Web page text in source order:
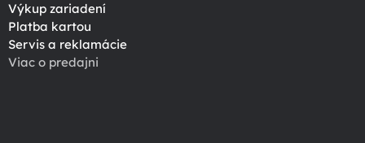
Výkup zariadení
Platba kartou
Servis a reklamácie
Viac o predajni